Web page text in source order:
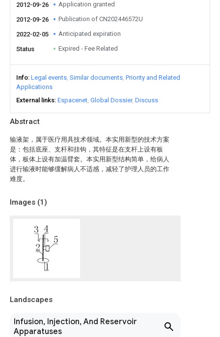
Abstract
输液架，属于医疗用具技术领域。本实用新型的技术方案
是：包括底座、支杆和挂钩，其特征是在支杆上设有板
体，板体上设有加温臂套。本实用新型结构简单，给病人
进行输液时能够缓解病人不适感，减轻了护理人员的工作
难度。
Images (1)
Landscapes
Infusion, Injection, And Reservoir
Apparatuses
2012-09-26 Application granted
2012-09-26 Publication of CN202446572U
2022-02-05 Anticipated expiration
Status Expired - Fee Related
Info Legal events Similar documents Priority and Related
Applications
External links Espacenet Global Dossier Discuss